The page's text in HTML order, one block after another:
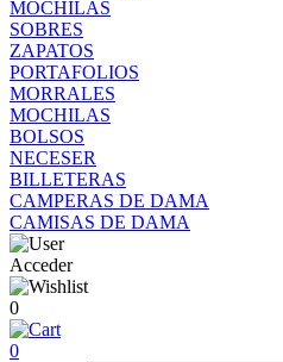
MOCHILAS
SOBRES
ZAPATOS
PORTAFOLIOS
MORRALES
MOCHILAS
BOLSOS
NECESER
BILLETERAS
CAMPERAS DE DAMA
CAMISAS DE DAMA
Acceder
0
0